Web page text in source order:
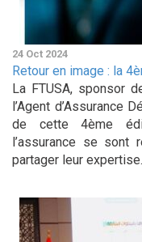
24 Oct 2024
Retour en image : la
La FTUSA, sponsor
l’Agent d’Assurance
de cette 4ème
l’assurance se sont
partager leur